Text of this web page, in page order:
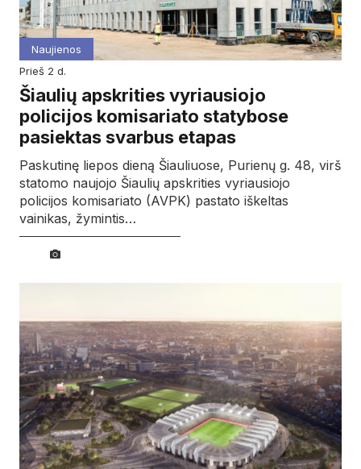
Naujienos
prieš 2 d.
Šiaulių apskrities vyriausiojo
policijos komisariato statybose
pasiektas svarbus etapas
Paskutinę liepos dieną Šiauliuose, Purienų g. 48, virš
statomo naujojo Šiaulių apskrities vyriausiojo
policijos komisariato (AVPK) pastato iškeltas
vainikas, žymintis…